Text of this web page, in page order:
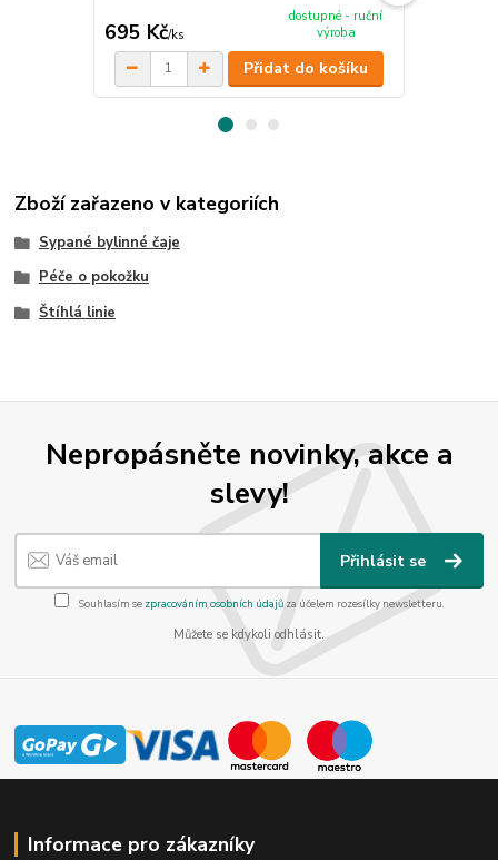
695 Kč/ks
dostupné - ruční
výroba
Přidat do košíku
Zboží zařazeno v kategoriích
Sypané bylinné čaje
Péče o pokožku
Štíhlá linie
Nepropásněte novinky, akce a
slevy!
Přihlásit se
Souhlasím se zpracováním osobních údajůza účelem rozesílky newsletteru.
Můžete se kdykoli odhlásit.
Informace pro zákazníky